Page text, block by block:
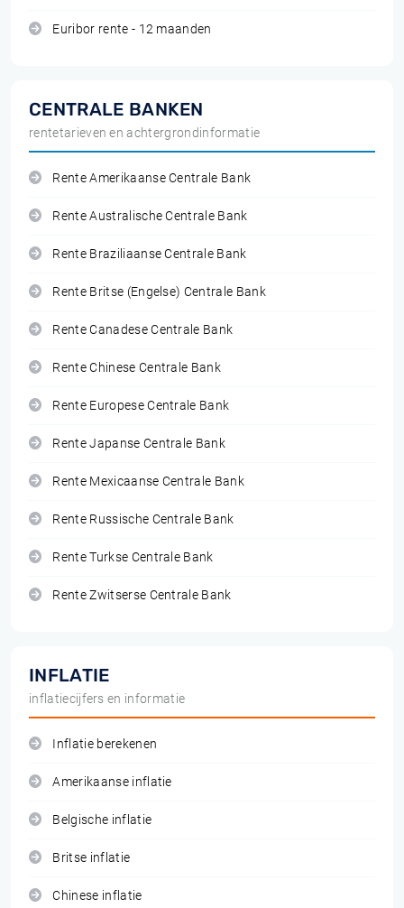
Euribor rente - 12 maanden
CENTRALE BANKEN
rentetarieven en achtergrondinformatie
Rente Amerikaanse Centrale Bank
Rente Australische Centrale Bank
Rente Braziliaanse Centrale Bank
Rente Britse (Engelse) Centrale Bank
Rente Canadese Centrale Bank
Rente Chinese Centrale Bank
Rente Europese Centrale Bank
Rente Japanse Centrale Bank
Rente Mexicaanse Centrale Bank
Rente Russische Centrale Bank
Rente Turkse Centrale Bank
Rente Zwitserse Centrale Bank
INFLATIE
inflatiecijfers en informatie
Inflatie berekenen
Amerikaanse inflatie
Belgische inflatie
Britse inflatie
Chinese inflatie